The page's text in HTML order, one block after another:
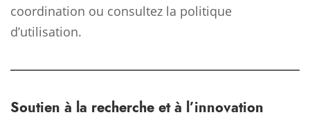
coordination ou consultez la politique
d’utilisation.
Soutien à la recherche et à l’innovation